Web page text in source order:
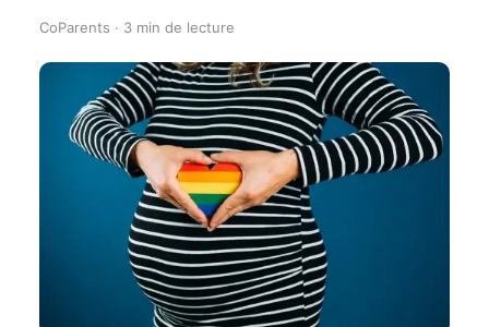
CoParents · 3 min de lecture